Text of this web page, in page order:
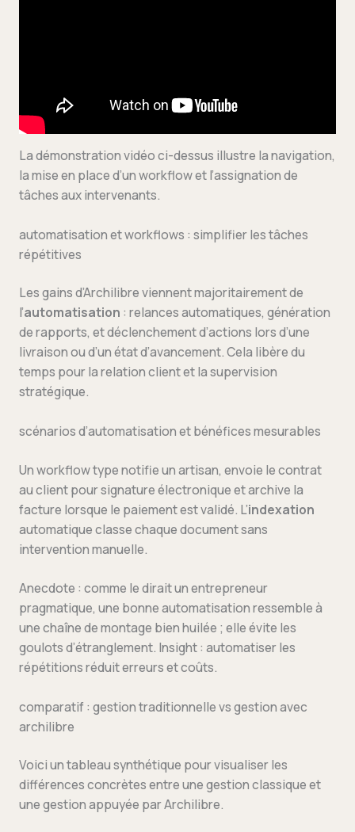
La démonstration vidéo ci-dessus illustre la navigation,
la mise en place d’un workflow et l’assignation de
tâches aux intervenants.
automatisation et workflows : simplifier les tâches
répétitives
Les gains d’Archilibre viennent majoritairement de
l’automatisation : relances automatiques, génération
de rapports, et déclenchement d’actions lors d’une
livraison ou d’un état d’avancement. Cela libère du
temps pour la relation client et la supervision
stratégique.
scénarios d’automatisation et bénéfices mesurables
Un workflow type notifie un artisan, envoie le contrat
au client pour signature électronique et archive la
facture lorsque le paiement est validé. L’indexation
automatique classe chaque document sans
intervention manuelle.
Anecdote : comme le dirait un entrepreneur
pragmatique, une bonne automatisation ressemble à
une chaîne de montage bien huilée ; elle évite les
goulots d’étranglement. Insight : automatiser les
répétitions réduit erreurs et coûts.
comparatif : gestion traditionnelle vs gestion avec
archilibre
Voici un tableau synthétique pour visualiser les
différences concrètes entre une gestion classique et
une gestion appuyée par Archilibre.